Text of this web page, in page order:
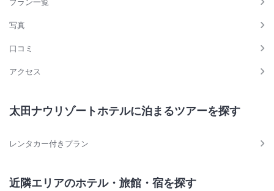
写真
口コミ
アクセス
太田ナウリゾートホテルに泊まるツアーを探す
レンタカー付きプラン
近隣エリアのホテル・旅館・宿を探す